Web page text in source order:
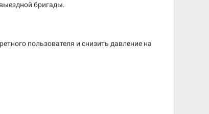
бригады.
пользователя и снизить давление на